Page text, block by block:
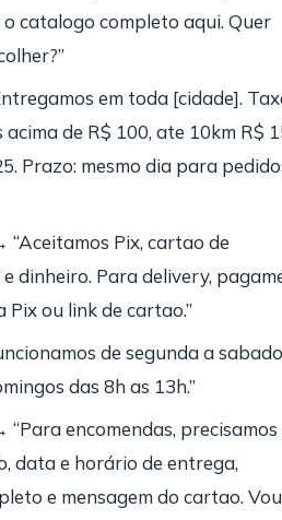
o catalogo completo aqui. Quer
em toda [cidade].
de R$ 100, ate 10km R$
Prazo: mesmo dia para
“Aceitamos Pix, cartao de
dinheiro. Para delivery,
ou link de cartao.”
de segunda a
das 8h as 13h.”
“Para encomendas, precisamos
data e horário de entrega,
e mensagem do cartao. Vou